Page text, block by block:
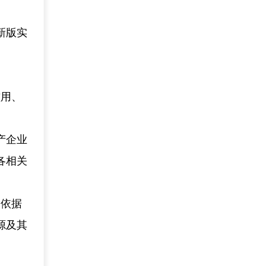
版实
、
企业
相关
据
及其